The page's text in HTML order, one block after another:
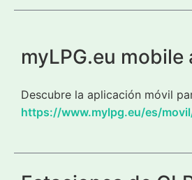
myLPG.eu mobile
Descubre la aplicación móvil
https://www.mylpg.eu/es/